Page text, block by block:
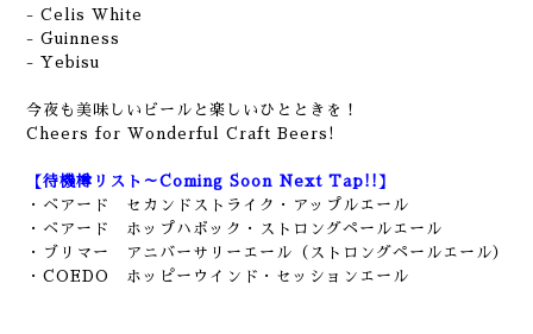
- Celis White
- Guinness
- Yebisu
今夜も美味しいビールと楽しいひとときを！
Cheers for Wonderful Craft Beers!
【待機樽リスト～Coming Soon Next Tap!!】
・ベアード セカンドストライク・アップルエール
・ベアード ホップハボック・ストロングペールエール
・ブリマー アニバーサリーエール（ストロングペールエール）
・COEDO ホッピーウインド・セッションエール